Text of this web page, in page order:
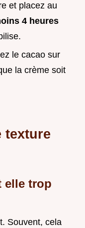
et placez au
4 heures
le cacao sur
la crème soit
texture
elle trop
Souvent, cela